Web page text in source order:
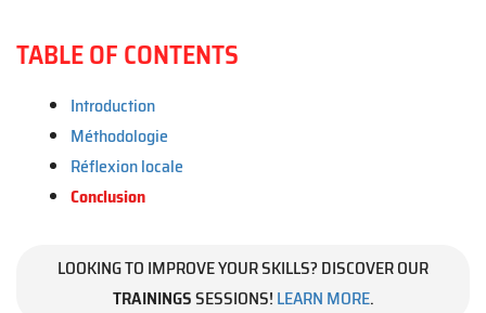
TABLE OF CONTENTS
Introduction
Méthodologie
Réflexion locale
Conclusion
LOOKING TO IMPROVE YOUR SKILLS? DISCOVER OUR
TRAININGSSESSIONS! LEARN MORE.